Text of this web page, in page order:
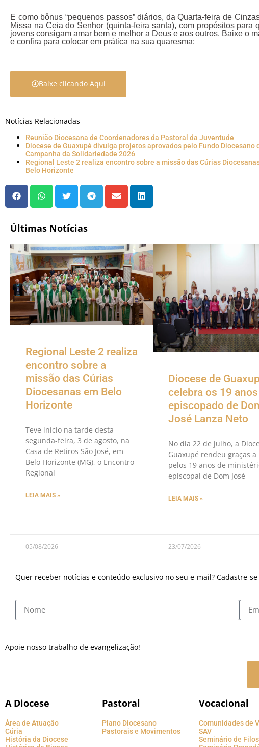
E como bônus “pequenos passos” diários, da Quarta-feira de
Missa na Ceia do Senhor (quinta-feira santa), com propósitos para
jovens consigam amar bem e melhor a Deus e aos outros. Baixe o
e confira para colocar em prática na sua quaresma:
Baixe clicando Aqui
Notícias Relacionadas
Reunião Diocesana de Coordenadores da Pastoral da Juventude
Diocese de Guaxupé divulga projetos aprovados pelo Fundo Diocesano
Campanha da Solidariedade 2026
Regional Leste 2 realiza encontro sobre a missão das Cúrias
Belo Horizonte
Últimas Notícias
Regional Leste 2 realiza
encontro sobre a
missão das Cúrias
Diocesanas em Belo
Horizonte
Teve início na tarde desta
segunda-feira, 3 de agosto, na
Casa de Retiros São José, em
Belo Horizonte (MG), o Encontro
Regional
LEIA MAIS »
05/08/2026
Diocese de
celebra os 19
episcopado de
José Lanza Neto
No dia 22 de julho, a
Guaxupé rendeu graças a
pelos 19 anos de
episcopal de Dom José
LEIA MAIS »
23/07/2026
Quer receber notícias e conteúdo exclusivo no seu e-mail? Cadastre-
Apoie nosso trabalho de evangelização!
A Diocese
Área de Atuação
Cúria
História da Diocese
Pastoral
Plano Diocesano
Pastorais e Movimentos
Vocacional
Comunidades de
SAV
Seminário de